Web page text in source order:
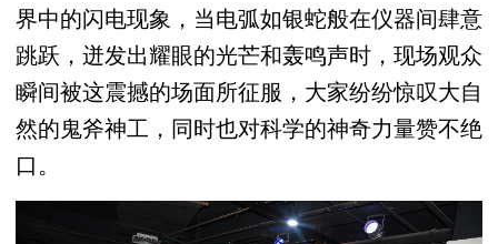
界中的闪电现象，当电弧如银蛇般在仪器间肆意
跳跃，迸发出耀眼的光芒和轰鸣声时，现场观众
瞬间被这震撼的场面所征服，大家纷纷惊叹大自
然的鬼斧神工，同时也对科学的神奇力量赞不绝
口。